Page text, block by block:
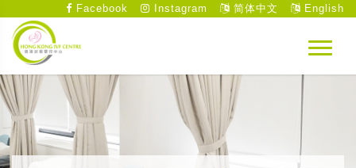
Facebook Instagram 简体中文 English